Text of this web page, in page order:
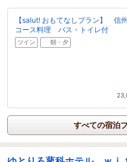
【salut! おもてなしプラン】 信
コース料理 バス・トイレ付
ツイン 朝・夕
すべての宿泊